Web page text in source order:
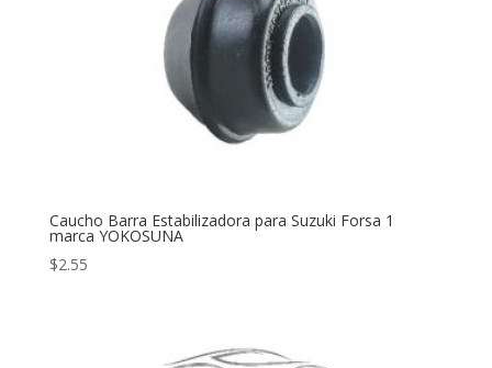
Caucho Barra Estabilizadora para Suzuki Forsa 1
marca YOKOSUNA
$2.55